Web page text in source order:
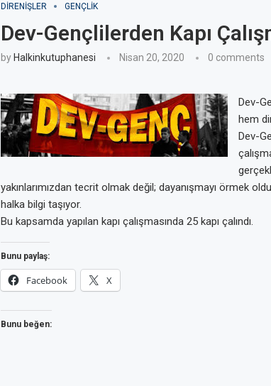
DIRENIŞLER GENÇLIK
Dev-Gençlilerden Kapı
byHalkinkutuphanesi Nisan 20, 2020 0 comments
Dev-
hem
Dev-
yakınlarımızdan tecrit olmak değil; dayanışmayı örmek
halka bilgi taşıyor.
Bu kapsamda yapılan kapı çalışmasında 25 kapı çalındı.
Bunu paylaş:
Facebook X
Bunu beğen: